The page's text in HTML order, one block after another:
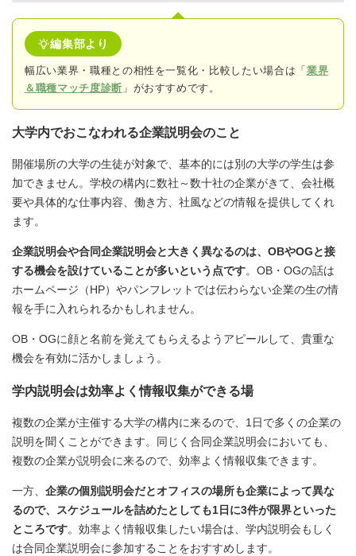
編集部より
幅広い業界・職種との相性を一覧化・比較したい場合は「業界
＆職種マッチ度診断 」がおすすめです。
大学内でおこなわれる企業説明会のこと
開催場所の大学の生徒が対象で、基本的には別の大学の学生は参
加できません。学校の構内に数社～数十社の企業がきて、会社概
要や具体的な仕事内容、働き方、社風などの情報を提供してくれ
ます。
企業説明会や合同企業説明会と大きく異なるのは、OBやOGと接
する機会を設けていることが多いという点です。OB・OGの話は
ホームページ（HP）やパンフレットでは伝わらない企業の生の情
報を手に入れられるかもしれません。
OB・OGに顔と名前を覚えてもらえるようアピールして、貴重な
機会を有効に活かしましょう。
学内説明会は効率よく情報収集ができる場
複数の企業が主催する大学の構内に来るので、1日で多くの企業の
説明を聞くことができます。同じく合同企業説明会においても、
複数の企業が説明会に来るので、効率よく情報収集できます。
一方、 企業の個別説明会だとオフィスの場所も企業によって異な
るので、スケジュールを詰めたとしても1日に3件が限界といった
ところです。効率よく情報収集したい場合は、学内説明会もしく
は合同企業説明会に参加することをおすすめします。